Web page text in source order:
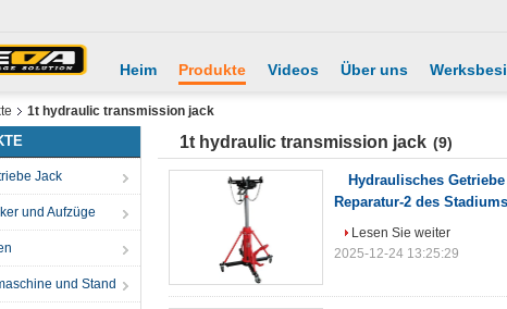
Heim Produkte Videos Über uns
1t hydraulic transmission jack
Jack
und Aufzüge
und Stand
1t hydraulic transmission jack (9)
Hydraulisches
Reparatur-2 des
Lesen Sie weiter
2025-12-24 13:25:29